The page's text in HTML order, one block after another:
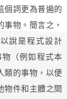
個詞更為普遍的
物。簡言之，
說是程式設計
（例如程式本
類的事物，以便
物件和主體之間